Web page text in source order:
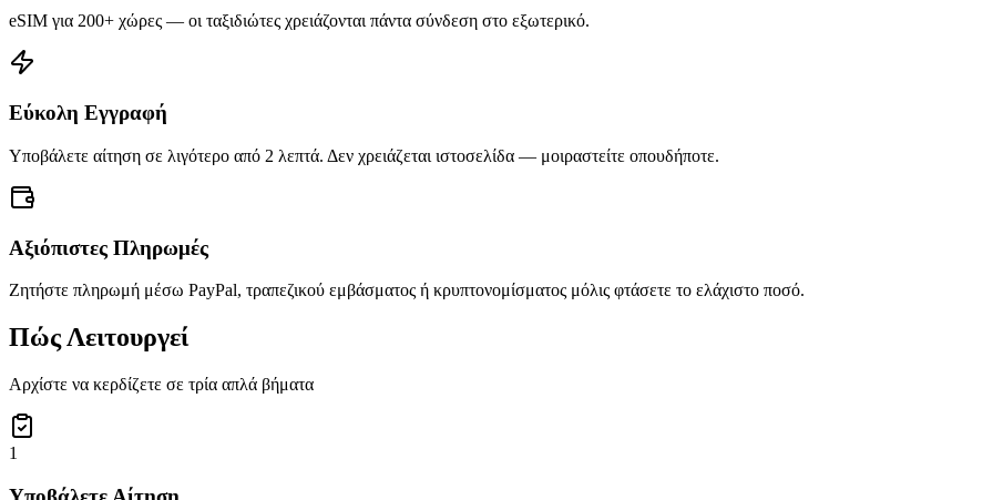
eSIM για 200+ χώρες — οι ταξιδιώτες χρειάζονται πάντα σύνδεση στο εξωτερικό.
Εύκολη Εγγραφή
Υποβάλετε αίτηση σε λιγότερο από 2 λεπτά. Δεν χρειάζεται ιστοσελίδα — μοιραστείτε οπουδήποτε.
Αξιόπιστες Πληρωμές
Ζητήστε πληρωμή μέσω PayPal, τραπεζικού εμβάσματος ή κρυπτονομίσματος μόλις φτάσετε το ελάχιστο ποσό.
Πώς Λειτουργεί
Αρχίστε να κερδίζετε σε τρία απλά βήματα
1